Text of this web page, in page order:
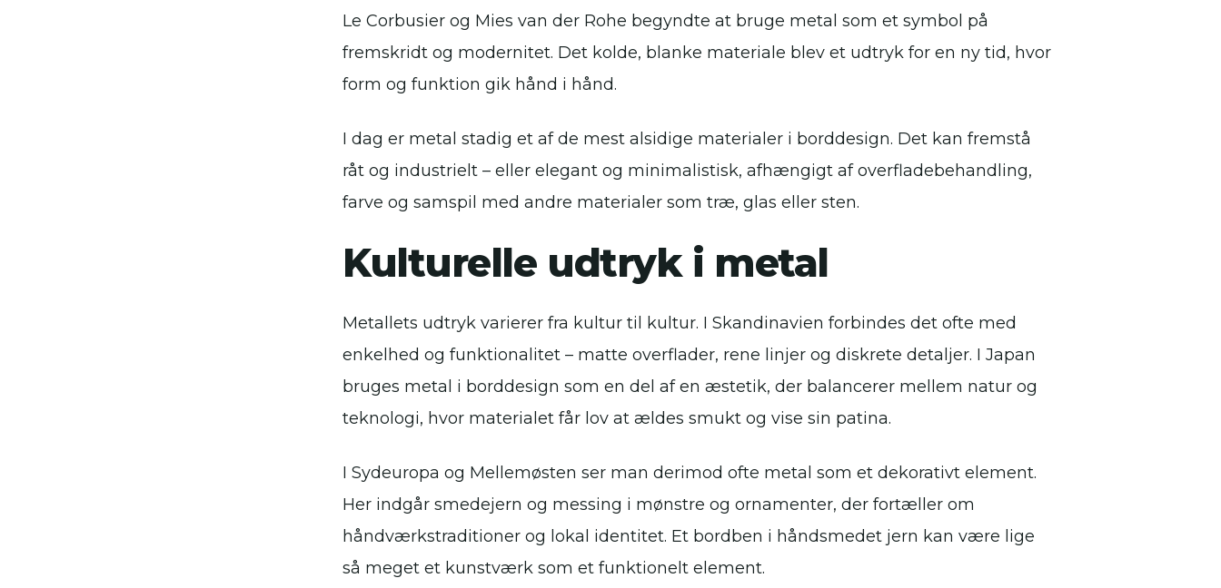
Le Corbusier og Mies van der Rohe begyndte at bruge metal som et symbol på
fremskridt og modernitet. Det kolde, blanke materiale blev et udtryk for en ny tid, hvor
form og funktion gik hånd i hånd.
I dag er metal stadig et af de mest alsidige materialer i borddesign. Det kan fremstå
råt og industrielt – eller elegant og minimalistisk, afhængigt af overfladebehandling,
farve og samspil med andre materialer som træ, glas eller sten.
Kulturelle udtryk i metal
Metallets udtryk varierer fra kultur til kultur. I Skandinavien forbindes det ofte med
enkelhed og funktionalitet – matte overflader, rene linjer og diskrete detaljer. I Japan
bruges metal i borddesign som en del af en æstetik, der balancerer mellem natur og
teknologi, hvor materialet får lov at ældes smukt og vise sin patina.
I Sydeuropa og Mellemøsten ser man derimod ofte metal som et dekorativt element.
Her indgår smedejern og messing i mønstre og ornamenter, der fortæller om
håndværkstraditioner og lokal identitet. Et bordben i håndsmedet jern kan være lige
så meget et kunstværk som et funktionelt element.